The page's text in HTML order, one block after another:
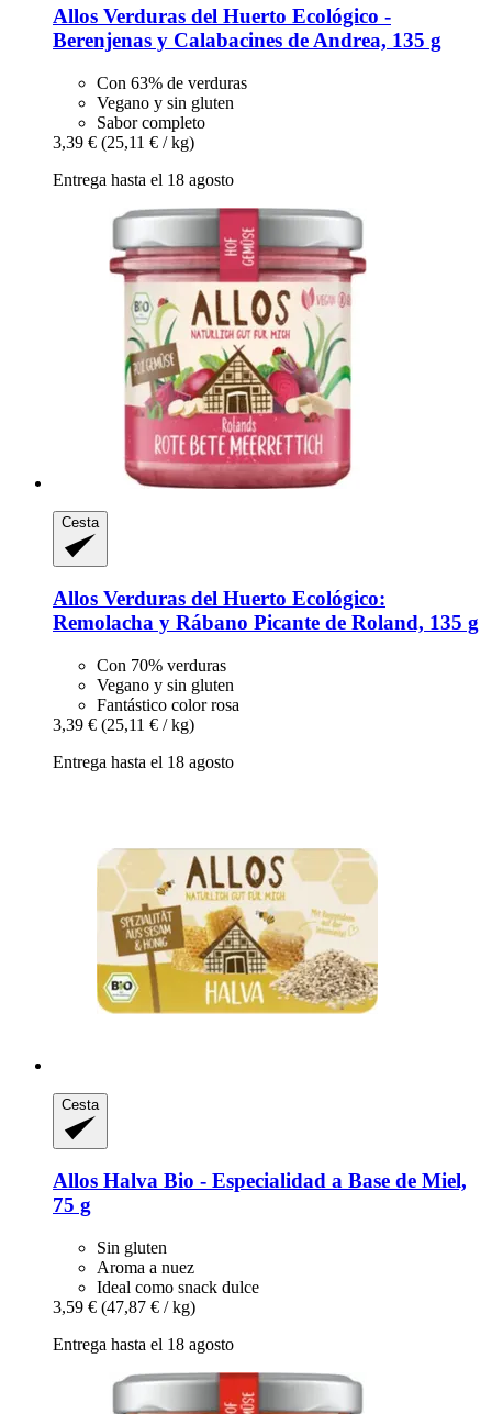
Allos Verduras del Huerto Ecológico -​
Berenjenas y Calabacines de Andrea, 135 g
Con 63% de verduras
Vegano y sin gluten
Sabor completo
3,39 € (25,11 € / kg)
Entrega hasta el 18 agosto
Cesta
Allos Verduras del Huerto Ecológico:
Remolacha y Rábano Picante de Roland, 135 g
Con 70% verduras
Vegano y sin gluten
Fantástico color rosa
3,39 € (25,11 € / kg)
Entrega hasta el 18 agosto
Cesta
Allos Halva Bio -​ Especialidad a Base de Miel,
75 g
Sin gluten
Aroma a nuez
Ideal como snack dulce
3,59 € (47,87 € / kg)
Entrega hasta el 18 agosto